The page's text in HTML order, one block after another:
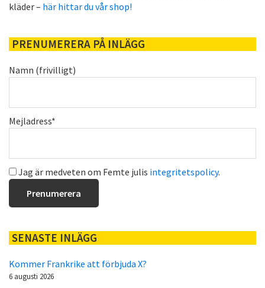
kläder – här hittar du vår shop!
PRENUMERERA PÅ INLÄGG
Namn (frivilligt)
Mejladress*
Jag är medveten om Femte julis integritetspolicy.
SENASTE INLÄGG
Kommer Frankrike att förbjuda X?
6 augusti 2026